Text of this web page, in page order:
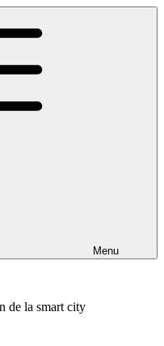
Menu
de la smart city